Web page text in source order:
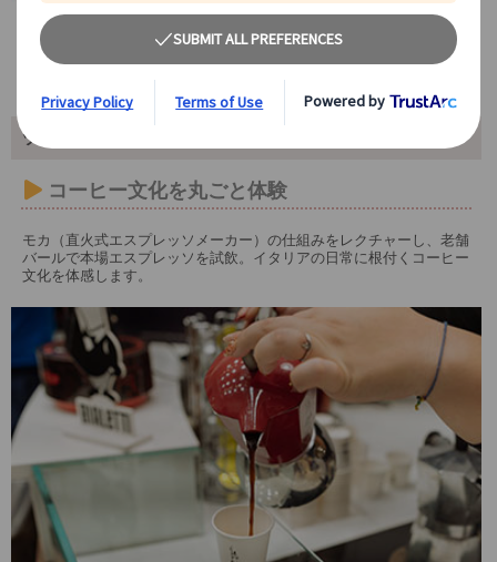
ツアーポイント
コーヒー文化を丸ごと体験
モカ（直火式エスプレッソメーカー）の仕組みをレクチャーし、老舗
バールで本場エスプレッソを試飲。イタリアの日常に根付くコーヒー
文化を体感します。